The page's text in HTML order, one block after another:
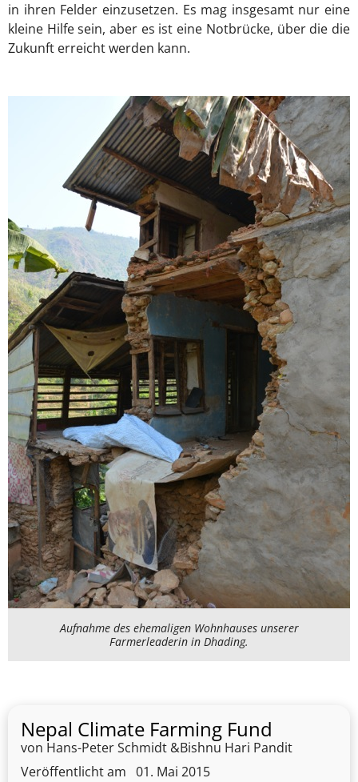
in ihren Felder einzusetzen. Es mag insgesamt nur eine
kleine Hilfe sein, aber es ist eine Notbrücke, über die die
Zukunft erreicht werden kann.
Aufnahme des ehemaligen Wohnhauses unserer
Farmerleaderin in Dhading.
Nepal Climate Farming Fund
von Hans-Peter Schmidt &Bishnu Hari Pandit
Veröffentlicht am 01. Mai 2015